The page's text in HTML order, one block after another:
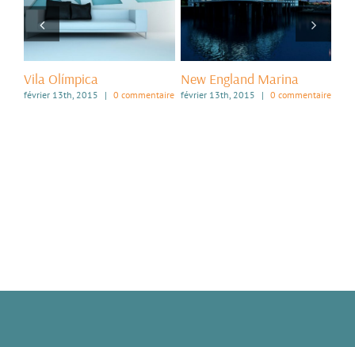
Vila Olímpica
février 13th, 2015 | 0 commentaire
New England Marina
février 13th, 2015 | 0 commentaire